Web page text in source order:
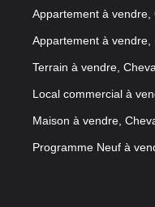
Appartement à vendre,
Appartement à vendre,
Terrain à vendre,
Local commercial à
Maison à vendre,
Programme Neuf à